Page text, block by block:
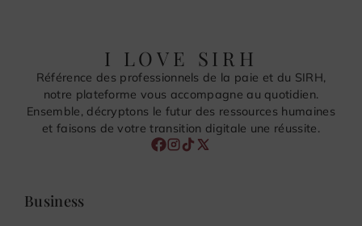
I LOVE SIRH
Référence des professionnels de la paie et du SIRH,
notre plateforme vous accompagne au quotidien.
Ensemble, décryptons le futur des ressources humaines
et faisons de votre transition digitale une réussite.
Business